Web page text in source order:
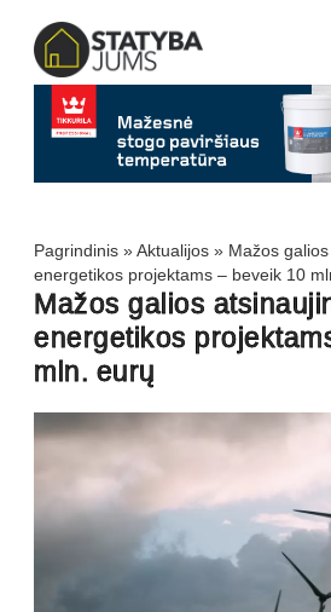
Pagrindinis »Aktualijos » Mažos
energetikos projektams – beveik 10
Mažos galios
energetikos
mln. eurų